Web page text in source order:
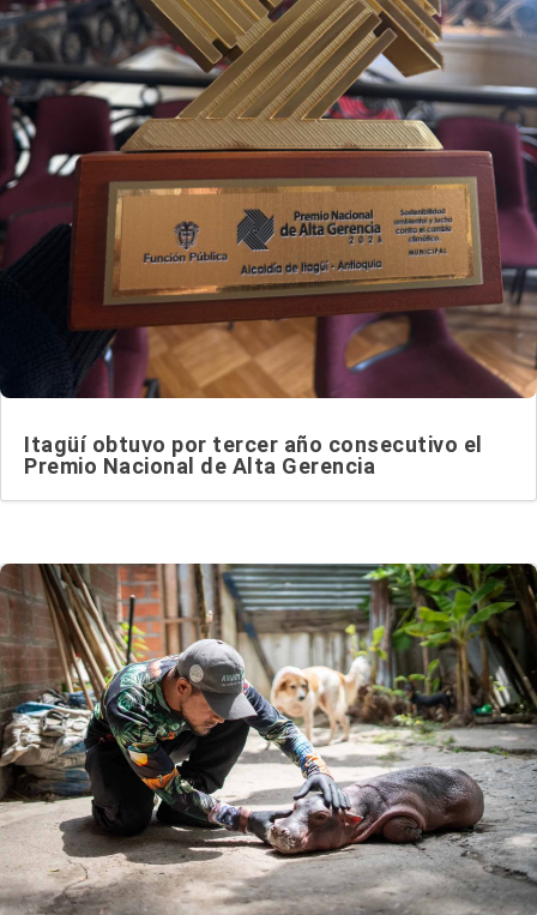
Itagüí obtuvo por tercer año consecutivo el
Premio Nacional de Alta Gerencia